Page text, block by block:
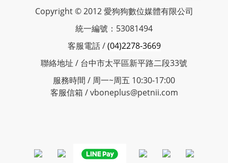
Copyright © 2012 愛狗狗數位媒體有限公司
統一編號：53081494
客服電話 /(04)2278-3669
聯絡地址 / 台中市太平區新平路二段33號
服務時間 / 周一~周五 10:30-17:00
客服信箱 / vboneplus@petnii.com